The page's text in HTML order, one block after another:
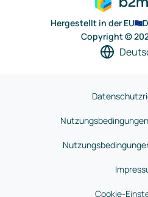
Hergestellt in der EU
Copyright ©
Cookie-